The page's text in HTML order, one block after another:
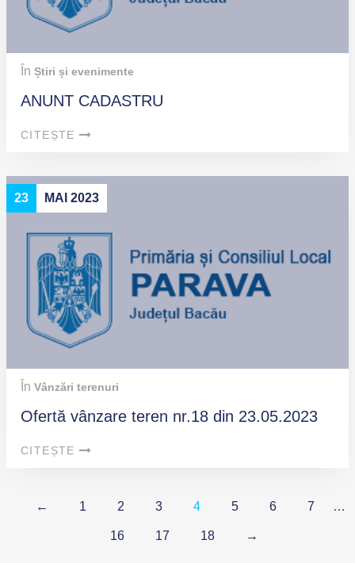
În Știri și evenimente
ANUNT CADASTRU
CITEȘTE
23 MAI 2023
În Vânzări terenuri
Ofertă vânzare teren nr.18 din 23.05.2023
CITEȘTE
← 1 2 3 4 5 6 7 …
16 17 18 →